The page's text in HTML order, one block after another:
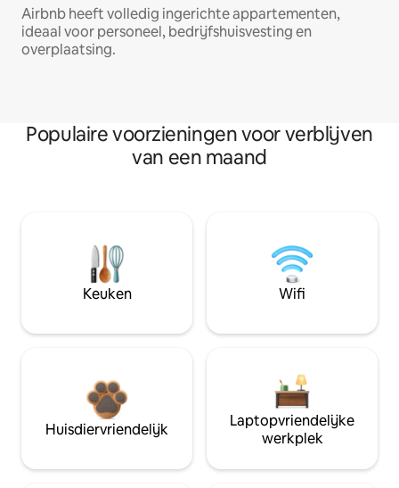
Airbnb heeft volledig ingerichte appartementen,
ideaal voor personeel, bedrijfshuisvesting en
overplaatsing.
Populaire voorzieningen voor verblijven
van een maand
Keuken Wifi
Huisdiervriendelijk
Laptopvriendelijke
werkplek